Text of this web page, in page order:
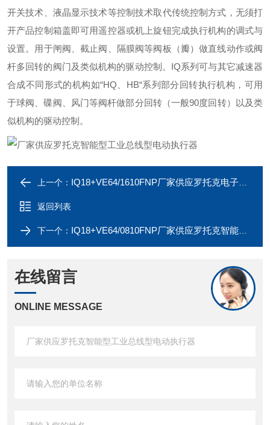
开关技术、液晶显示技术等控制技术取代传统控制方式，无须打
开产品控制箱盖即可用遥控器或机上旋钮完成执行机构的调式与
设置。用于闸阀、截止阀、隔膜阀等阀板（瓣）做直线动作或阀
杆多回转的阀门及类似机构的驱动控制。IQ系列可与其它减速器
合成不同形式的机构如“HQ、HB“系列部分回转执行机构，可用
于球阀、碟阀、风门等阀杆做部分回转（一般90度回转）以及类
似机构的驱动控制。
上一个： IQ18+VE64/1610FNP厂家供应罗托克电子式直行程电动执行器
返回列表
下一个： IQ18+VE64/0810FNP厂家供应罗托克智能型铝合金电动执行器
在线留言
ONLINE MESSAGE